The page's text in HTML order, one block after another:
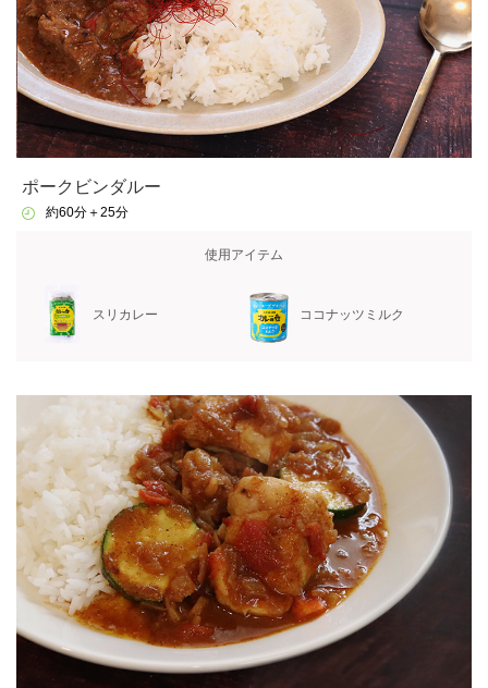
ポークビンダルー
約60分＋25分
使用アイテム
スリカレー ココナッツミルク